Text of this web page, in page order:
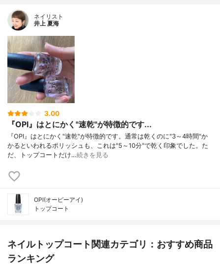
ネイリスト
井上 夏海
3.00
『OPI』はとにかく"速乾"が特徴的です...
『OPI』はとにかく"速乾"が特徴的です。通常は乾くのに"3～4時間"か
かるといわれるポリッシュも、これは"5～10分"で乾く印象でした。た
だ、トップコートだけ…続きを見る
OPI(オーピーアイ)
トップコート
ネイルトップコート関連カテゴリ：おすすめ商品
ランキング